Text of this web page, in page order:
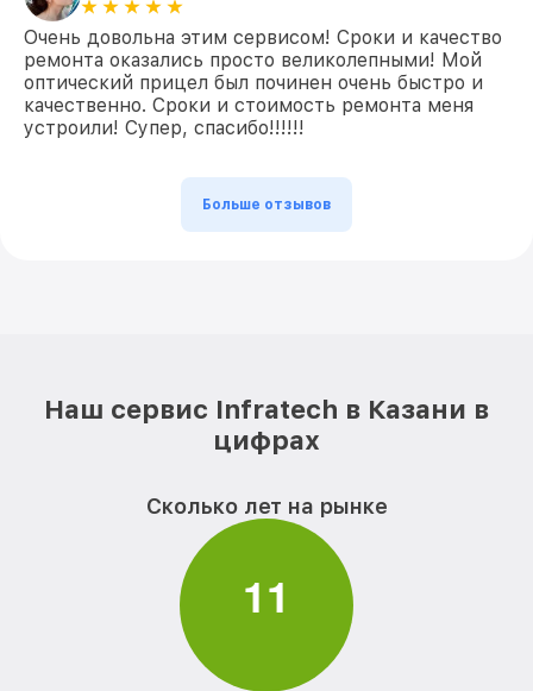
Очень довольна этим сервисом! Сроки и качество
ремонта оказались просто великолепными! Мой
оптический прицел был починен очень быстро и
качественно. Сроки и стоимость ремонта меня
устроили! Супер, спасибо!!!!!!
Больше отзывов
Наш сервис Infratech в Казани в
цифрах
Сколько лет на рынке
11